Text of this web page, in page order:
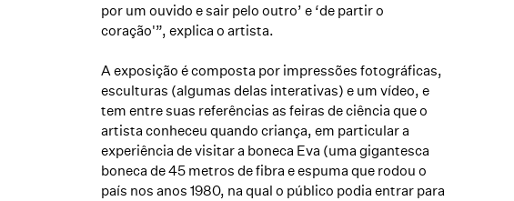
por um ouvido e sair pelo outro’ e ‘de partir o
coração'”, explica o artista.
A exposição é composta por impressões fotográficas,
esculturas (algumas delas interativas) e um vídeo, e
tem entre suas referências as feiras de ciência que o
artista conheceu quando criança, em particular a
experiência de visitar a boneca Eva (uma gigantesca
boneca de 45 metros de fibra e espuma que rodou o
país nos anos 1980, na qual o público podia entrar para